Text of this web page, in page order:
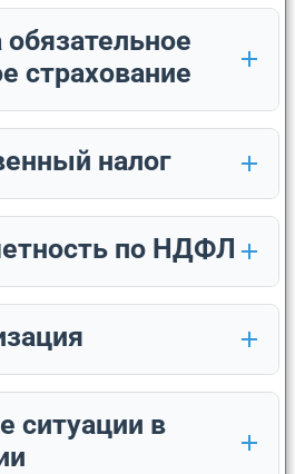
страхование
налог
по НДФЛ
ситуации в